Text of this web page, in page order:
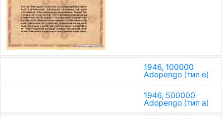
1946, 100000
Adopengo (тип e)
1946, 500000
Adopengo (тип a)